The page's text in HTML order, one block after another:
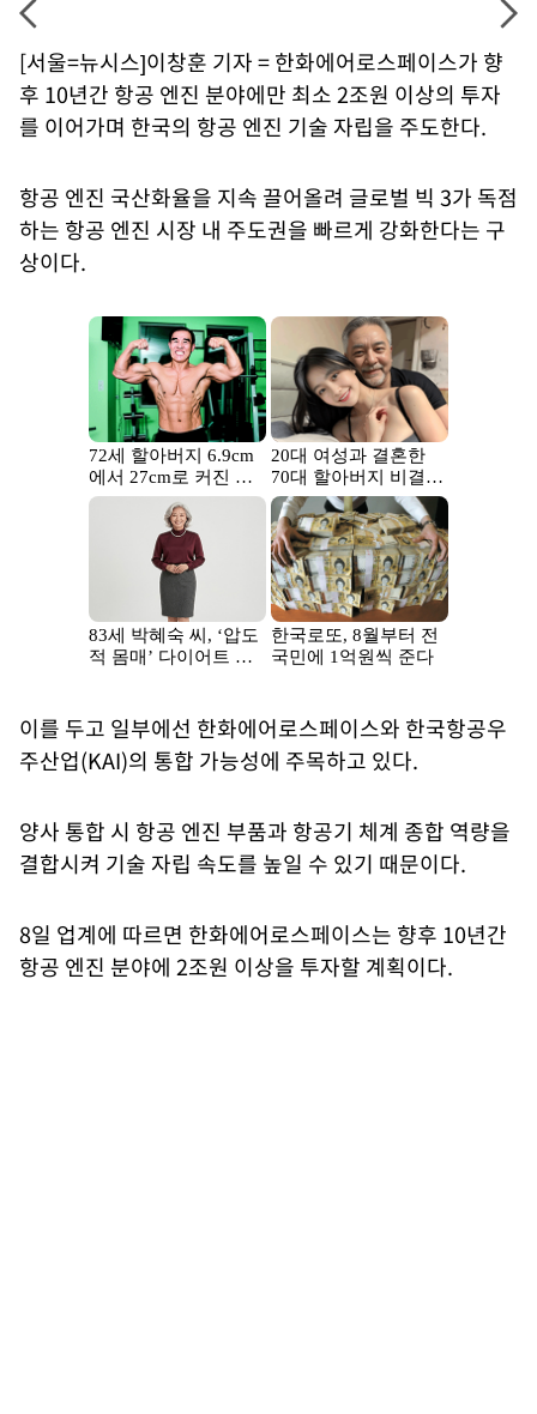
[서울=뉴시스]이창훈 기자 = 한화에어로스페이스가 향
후 10년간 항공 엔진 분야에만 최소 2조원 이상의 투자
를 이어가며 한국의 항공 엔진 기술 자립을 주도한다.
항공 엔진 국산화율을 지속 끌어올려 글로벌 빅 3가 독점
하는 항공 엔진 시장 내 주도권을 빠르게 강화한다는 구
상이다.
이를 두고 일부에선 한화에어로스페이스와 한국항공우
주산업(KAI)의 통합 가능성에 주목하고 있다.
양사 통합 시 항공 엔진 부품과 항공기 체계 종합 역량을
결합시켜 기술 자립 속도를 높일 수 있기 때문이다.
8일 업계에 따르면 한화에어로스페이스는 향후 10년간
항공 엔진 분야에 2조원 이상을 투자할 계획이다.